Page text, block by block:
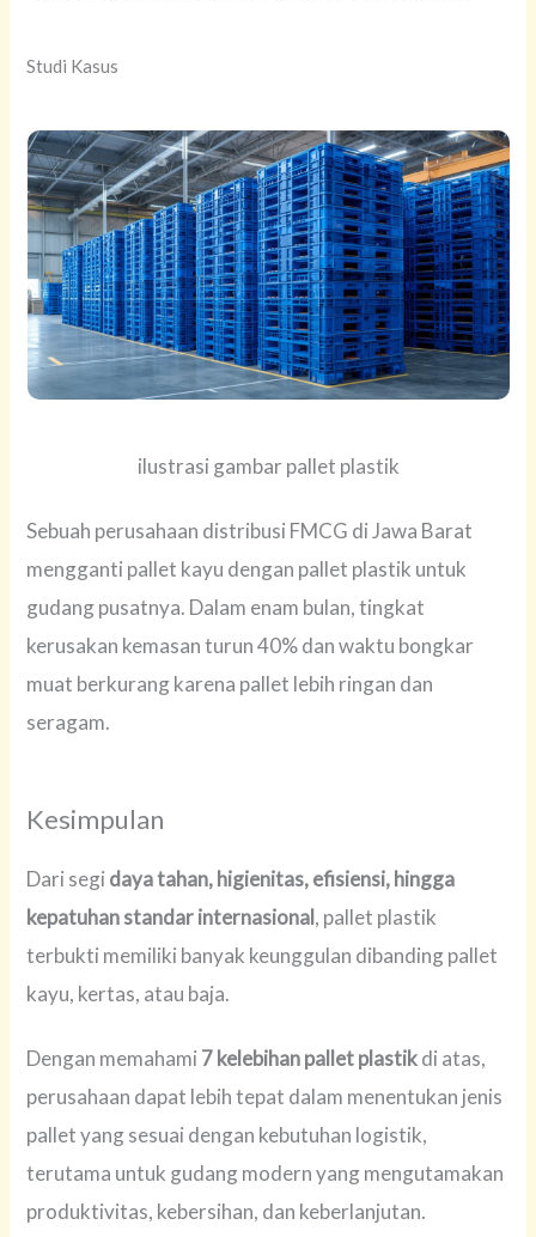
Studi Kasus
ilustrasi gambar pallet plastik
Sebuah perusahaan distribusi FMCG di Jawa Barat
mengganti pallet kayu dengan pallet plastik untuk
gudang pusatnya. Dalam enam bulan, tingkat
kerusakan kemasan turun 40% dan waktu bongkar
muat berkurang karena pallet lebih ringan dan
seragam.
Kesimpulan
Dari segi daya tahan, higienitas, efisiensi, hingga
kepatuhan standar internasional, pallet plastik
terbukti memiliki banyak keunggulan dibanding pallet
kayu, kertas, atau baja.
Dengan memahami 7 kelebihan pallet plastikdi atas,
perusahaan dapat lebih tepat dalam menentukan jenis
pallet yang sesuai dengan kebutuhan logistik,
terutama untuk gudang modern yang mengutamakan
produktivitas, kebersihan, dan keberlanjutan.